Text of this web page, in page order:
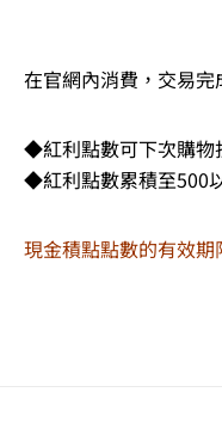
在官網內消費，交易
◆紅利點數可下次購物
◆紅利點數累積至500
現金積點點數的有效